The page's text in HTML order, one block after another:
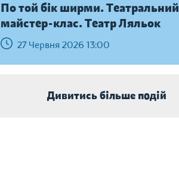
По той бік ширми. Театральний
майстер-клас. Театр Ляльок
27 Червня 2026 13:00
Дивитись більше подій